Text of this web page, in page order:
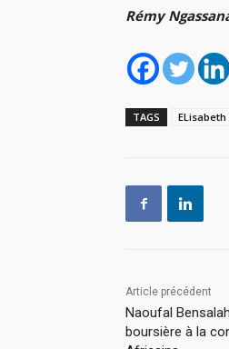
Rémy
TAGS ELisabeth
Article précédent
Naoufal
boursière à la